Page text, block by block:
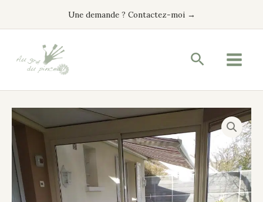
Une demande ? Contactez-moi →